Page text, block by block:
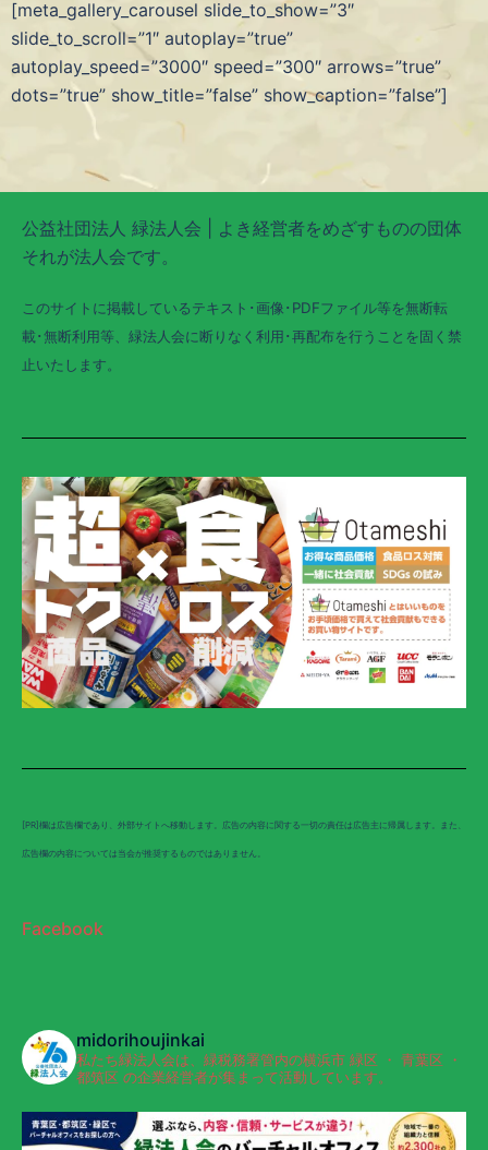
[meta_gallery_carousel slide_to_show=”3″
slide_to_scroll=”1″ autoplay=”true”
autoplay_speed=”3000″ speed=”300″ arrows=”true”
dots=”true” show_title=”false” show_caption=”false”]
公益社団法人 緑法人会 | よき経営者をめざすものの団体
それが法人会です。
このサイトに掲載しているテキスト･画像･PDFファイル等を無断転
載･無断利用等、緑法人会に断りなく利用･再配布を行うことを固く禁
止いたします。
[PR]欄は広告欄であり、外部サイトへ移動します。広告の内容に関する一切の責任は広告主に帰属します。また、
広告欄の内容については当会が推奨するものではありません。
Facebook
midorihoujinkai
私たち緑法人会は、緑税務署管内の横浜市 緑区 ・ 青葉区 ・
都筑区 の企業経営者が集まって活動しています。